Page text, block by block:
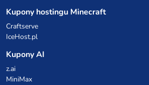
Kupony hostingu Minecraft
Craftserve
IceHost.pl
Kupony AI
z.ai
MiniMax